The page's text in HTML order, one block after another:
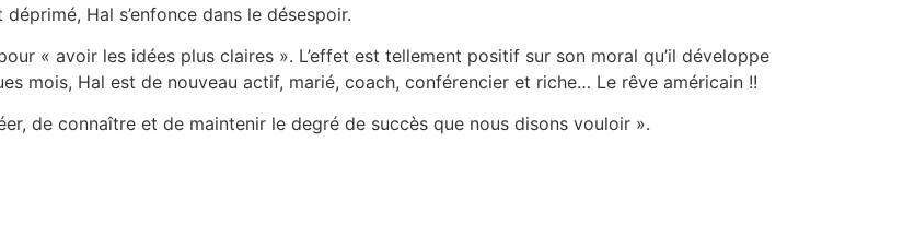
Hal s’enfonce dans le désespoir.
« avoir les idées plus claires ». L’effet est tellement positif sur son moral qu’il développe
mois, Hal est de nouveau actif, marié, coach, conférencier et riche… Le rêve américain !!
de connaître et de maintenir le degré de succès que nous disons vouloir ».